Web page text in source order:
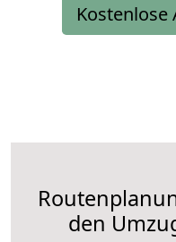
Kostenlose
den